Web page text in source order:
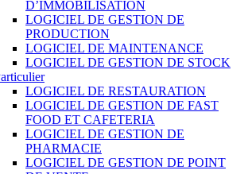
D’IMMOBILISATION
LOGICIEL DE GESTION DE
PRODUCTION
LOGICIEL DE MAINTENANCE
LOGICIEL DE GESTION DE STOCK
LOGICIEL DE RESTAURATION
LOGICIEL DE GESTION DE FAST
FOOD ET CAFETERIA
LOGICIEL DE GESTION DE
PHARMACIE
LOGICIEL DE GESTION DE POINT